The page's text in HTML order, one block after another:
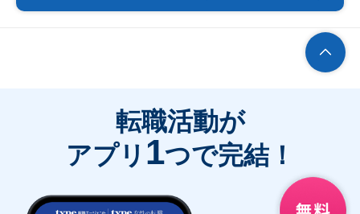
転職活動が
アプリ 1つで完結！